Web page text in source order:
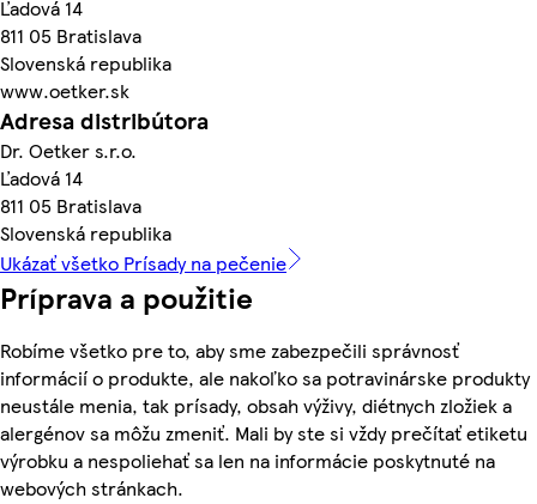
Ľadová 14
811 05 Bratislava
Slovenská republika
www.oetker.sk
Adresa distribútora
Dr. Oetker s.r.o.
Ľadová 14
811 05 Bratislava
Slovenská republika
Ukázať všetko Prísady na pečenie
Príprava a použitie
Robíme všetko pre to, aby sme zabezpečili správnosť
informácií o produkte, ale nakoľko sa potravinárske produkty
neustále menia, tak prísady, obsah výživy, diétnych zložiek a
alergénov sa môžu zmeniť. Mali by ste si vždy prečítať etiketu
výrobku a nespoliehať sa len na informácie poskytnuté na
webových stránkach.